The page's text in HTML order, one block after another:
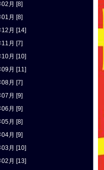
月 [8]
月 [8]
月 [14]
月 [7]
月 [10]
月 [11]
月 [7]
月 [9]
月 [9]
月 [8]
月 [9]
月 [10]
月 [13]